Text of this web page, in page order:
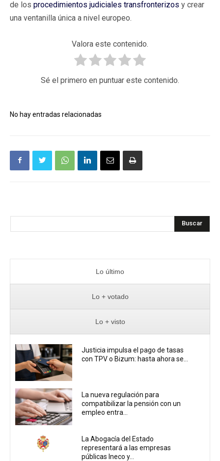
de los procedimientos judiciales transfronterizos y crear
una ventanilla única a nivel europeo.
Valora este contenido.
Sé el primero en puntuar este contenido.
No hay entradas relacionadas
Buscar
Lo último
Lo + votado
Lo + visto
Justicia impulsa el pago de tasas
con TPV o Bizum: hasta ahora se...
La nueva regulación para
compatibilizar la pensión con un
empleo entra...
La Abogacía del Estado
representará a las empresas
públicas Ineco y...